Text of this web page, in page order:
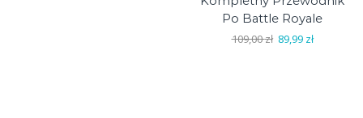
Po Battle Royale
109,00zł Pierwotna
89,99 złAktualna